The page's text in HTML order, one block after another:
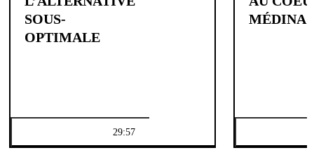
SOUS-
OPTIMALE
29:57
MÉDINA